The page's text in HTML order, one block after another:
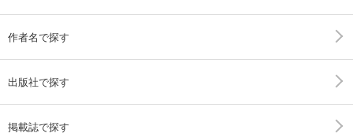
作者名で探す
出版社で探す
掲載誌で探す